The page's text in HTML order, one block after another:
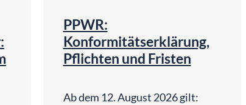
PPWR:
Konformitätserklärung,
Pflichten und Fristen
Ab dem 12. August 2026 gilt: